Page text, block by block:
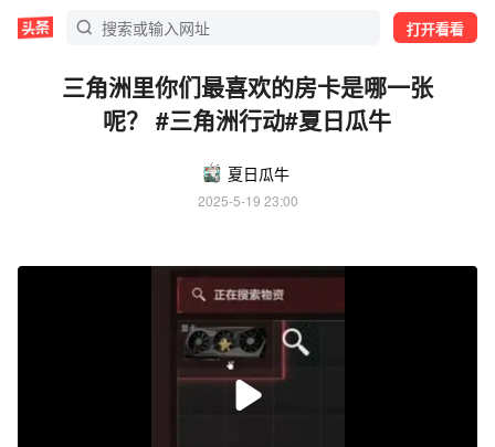
打开看看
三角洲里你们最喜欢的房卡是哪一张
呢？ #三角洲行动#夏日瓜牛
夏日瓜牛
2025-5-19 23:00